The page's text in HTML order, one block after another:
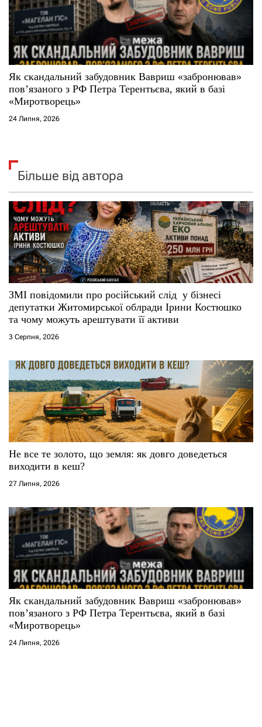
Як скандальний забудовник Вавриш «забронював»
повʼязаного з РФ Петра Терентьєва, який в базі
«Миротворець»
24 Липня, 2026
Більше від автора
ЗМІ повідомили про російський слід у бізнесі
депутатки Житомирської облради Ірини Костюшко
та чому можуть арештувати її активи
3 Серпня, 2026
Не все те золото, що земля: як довго доведеться
виходити в кеш?
27 Липня, 2026
Як скандальний забудовник Вавриш «забронював»
повʼязаного з РФ Петра Терентьєва, який в базі
«Миротворець»
24 Липня, 2026